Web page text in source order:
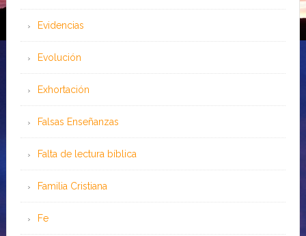
Evidencias
Evolución
Exhortación
Falsas Enseñanzas
Falta de lectura bíblica
Familia Cristiana
Fe